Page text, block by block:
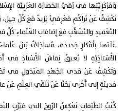
وَمَرْكَزِيَّتِها في رُقِيِّ الحَضارَةِ العَرَبِيَّةِ
تَكْشِفُ عَنْ تَراكُمٍ مَعْرِفِيِّ يَزيدُ مَعَ كُلِّ جيل،
التَّعْقيدِ والتَّشَعُّبِ مَعَ إِضافاتِ العُلَماءِ كُلٍّ
عَلَيْها بِأَفْكارٍ جَديدَة، مُساجَلاتٌ بَيْنَ
الأُسْتاذِيَّةِ لا يُعيقُ نِقاشَ الأُسْتاذِ في
وَتَكْشِفُ عَنْ مَدى الجُهْدِ المَبْذولِ في
مَدينَةٍ إلى أُخْرى بَحْثًا عَنْ تَلَقّي العِلْمِ
كُتُبُ الطَّبَقاتِ تَعْكِسُ الرّوحَ التي مَيَّزَتِ